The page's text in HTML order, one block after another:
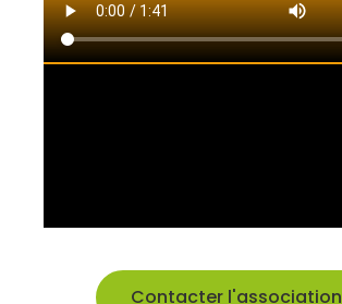
Contacter l'association